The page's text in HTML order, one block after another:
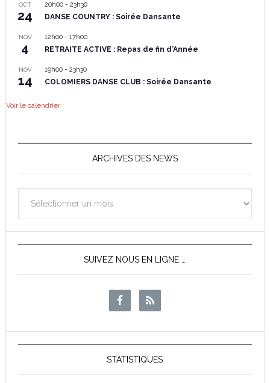
OCT
24
20h00- 23h30
DANSE COUNTRY : Soirée Dansante
NOV
4
12h00- 17h00
RETRAITE ACTIVE : Repas de fin d’Année
NOV
14
19h00- 23h30
COLOMIERS DANSE CLUB : Soirée Dansante
Voir le calendrier
ARCHIVES DES NEWS
des
News
SUIVEZ NOUS EN LIGNE …
STATISTIQUES